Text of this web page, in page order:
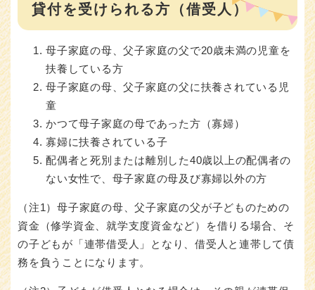
貸付を受けられる方（借受人）
母子家庭の母、父子家庭の父で20歳未満の児童を
扶養している方
母子家庭の母、父子家庭の父に扶養されている児
童
かつて母子家庭の母であった方（寡婦）
寡婦に扶養されている子
配偶者と死別または離別した40歳以上の配偶者の
ない女性で、母子家庭の母及び寡婦以外の方
（注1）母子家庭の母、父子家庭の父が子どものための
資金（修学資金、就学支度資金など）を借りる場合、そ
の子どもが「連帯借受人」となり、借受人と連帯して債
務を負うことになります。